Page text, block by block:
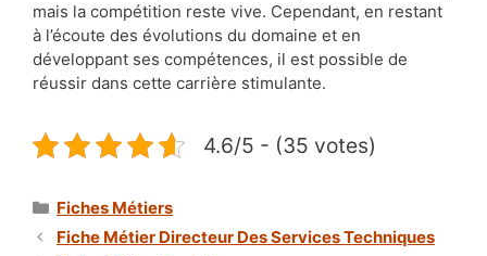
mais la compétition reste vive. Cependant, en restant
à l’écoute des évolutions du domaine et en
développant ses compétences, il est possible de
réussir dans cette carrière stimulante.
4.6/5 - (35 votes)
Catégories
Fiches Métiers
Fiche Métier Directeur Des Services Techniques